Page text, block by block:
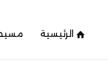
الرئيسية